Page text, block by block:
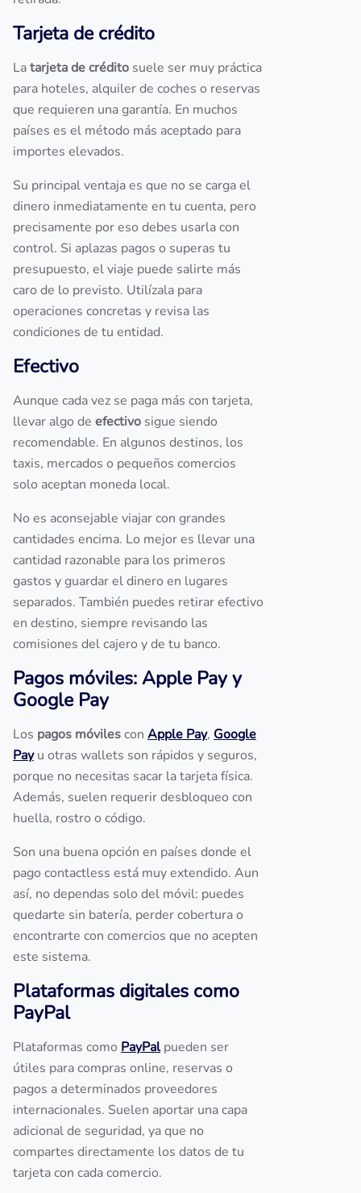
Tarjeta de crédito
Latarjeta de crédito suele ser muy práctica
para hoteles, alquiler de coches o reservas
que requieren una garantía. En muchos
países es el método más aceptado para
importes elevados.
Su principal ventaja es que no se carga el
dinero inmediatamente en tu cuenta, pero
precisamente por eso debes usarla con
control. Si aplazas pagos o superas tu
presupuesto, el viaje puede salirte más
caro de lo previsto. Utilízala para
operaciones concretas y revisa las
condiciones de tu entidad.
Efectivo
Aunque cada vez se paga más con tarjeta,
llevar algo de efectivo sigue siendo
recomendable. En algunos destinos, los
taxis, mercados o pequeños comercios
solo aceptan moneda local.
No es aconsejable viajar con grandes
cantidades encima. Lo mejor es llevar una
cantidad razonable para los primeros
gastos y guardar el dinero en lugares
separados. También puedes retirar efectivo
en destino, siempre revisando las
comisiones del cajero y de tu banco.
Pagos móviles: Apple Pay y
Google Pay
Los pagos móvilescon Apple Pay, Google
Payu otras wallets son rápidos y seguros,
porque no necesitas sacar la tarjeta física.
Además, suelen requerir desbloqueo con
huella, rostro o código.
Son una buena opción en países donde el
pago contactless está muy extendido. Aun
así, no dependas solo del móvil: puedes
quedarte sin batería, perder cobertura o
encontrarte con comercios que no acepten
este sistema.
Plataformas digitales como
PayPal
Plataformas como PayPalpueden ser
útiles para compras online, reservas o
pagos a determinados proveedores
internacionales. Suelen aportar una capa
adicional de seguridad, ya que no
compartes directamente los datos de tu
tarjeta con cada comercio.